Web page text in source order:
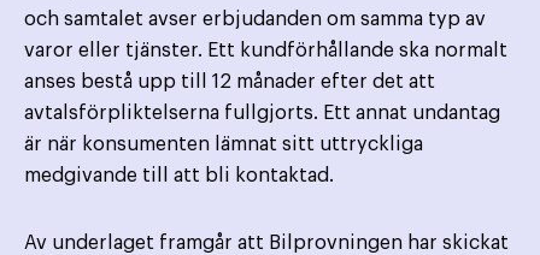
och samtalet avser erbjudanden om samma typ av
varor eller tjänster. Ett kund­förhållande ska normalt
anses bestå upp till 12 månader efter det att
avtalsförpliktelserna fullgjorts. Ett annat undantag
är när konsumenten lämnat sitt uttryckliga
medgivande till att bli kontaktad.
Av underlaget framgår att Bilprovningen har skickat